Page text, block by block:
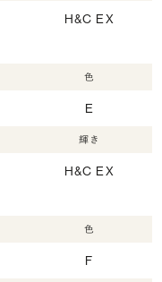
H&C EX
色
E
輝き
H&C EX
色
F